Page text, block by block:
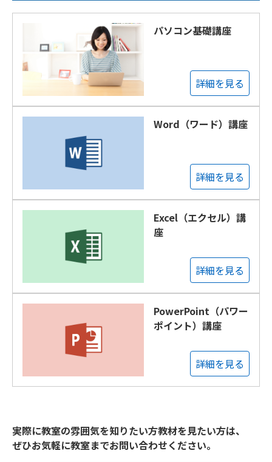
パソコン基礎講座
詳細を見る
Word（ワード）講座
詳細を見る
Excel（エクセル）講
座
詳細を見る
PowerPoint（パワー
ポイント）講座
詳細を見る
実際に教室の雰囲気を知りたい方教材を見たい方は、
ぜひお気軽に教室までお問い合わせください。